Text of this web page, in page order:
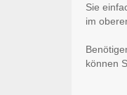
Sie
im
können